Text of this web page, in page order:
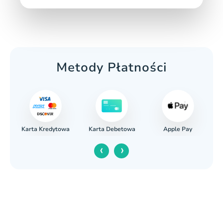
Metody Płatności
Karta Kredytowa Karta Debetowa Apple Pay
‹ ›